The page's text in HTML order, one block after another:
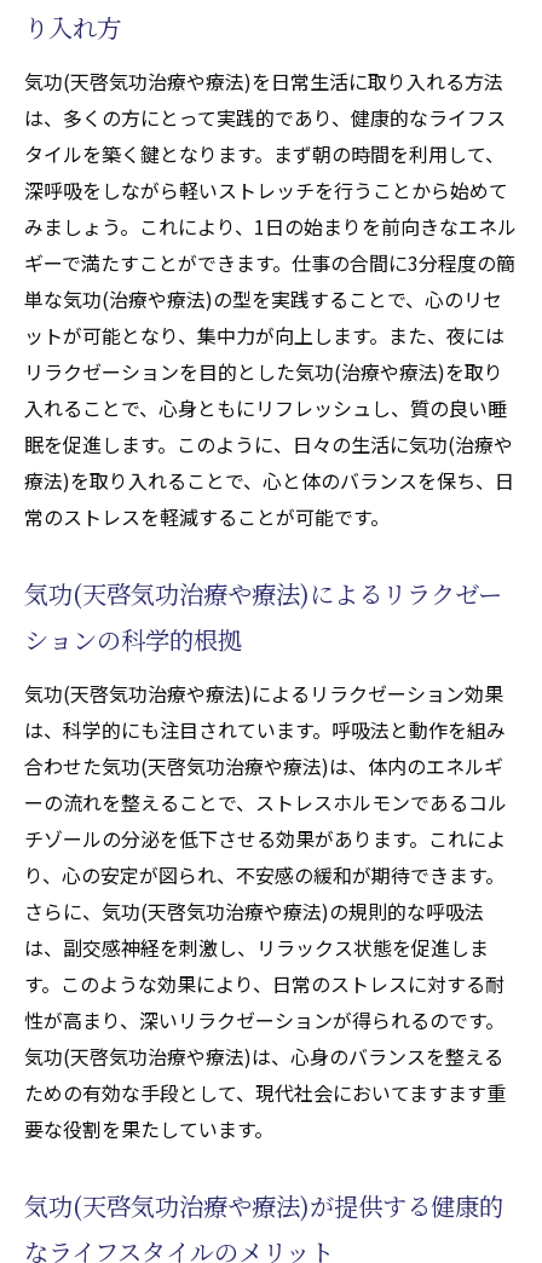
り入れ方
気功(天啓気功治療や療法)を日常生活に取り入れる方法
は、多くの方にとって実践的であり、健康的なライフス
タイルを築く鍵となります。まず朝の時間を利用して、
深呼吸をしながら軽いストレッチを行うことから始めて
みましょう。これにより、1日の始まりを前向きなエネル
ギーで満たすことができます。仕事の合間に3分程度の簡
単な気功(治療や療法)の型を実践することで、心のリセ
ットが可能となり、集中力が向上します。また、夜には
リラクゼーションを目的とした気功(治療や療法)を取り
入れることで、心身ともにリフレッシュし、質の良い睡
眠を促進します。このように、日々の生活に気功(治療や
療法)を取り入れることで、心と体のバランスを保ち、日
常のストレスを軽減することが可能です。
気功(天啓気功治療や療法)によるリラクゼー
ションの科学的根拠
気功(天啓気功治療や療法)によるリラクゼーション効果
は、科学的にも注目されています。呼吸法と動作を組み
合わせた気功(天啓気功治療や療法)は、体内のエネルギ
ーの流れを整えることで、ストレスホルモンであるコル
チゾールの分泌を低下させる効果があります。これによ
り、心の安定が図られ、不安感の緩和が期待できます。
さらに、気功(天啓気功治療や療法)の規則的な呼吸法
は、副交感神経を刺激し、リラックス状態を促進しま
す。このような効果により、日常のストレスに対する耐
性が高まり、深いリラクゼーションが得られるのです。
気功(天啓気功治療や療法)は、心身のバランスを整える
ための有効な手段として、現代社会においてますます重
要な役割を果たしています。
気功(天啓気功治療や療法)が提供する健康的
なライフスタイルのメリット